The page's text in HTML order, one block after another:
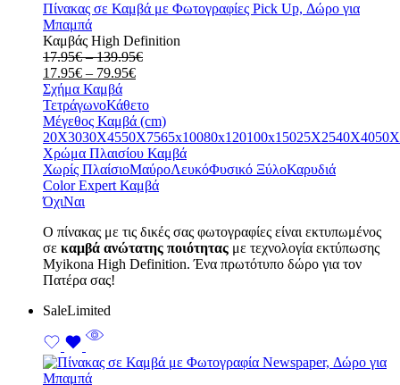
Πίνακας σε Καμβά με Φωτογραφίες Pick Up, Δώρο για
Μπαμπά
Καμβάς High Definition
17.95€ – 139.95€Price
through
139.95€
17.95€ – 79.95€Price
17.95€
through
79.95€
Σχήμα Καμβά
ΤετράγωνοΚάθετο
Μέγεθος Καμβά (cm)
20X3030X4550X7565x10080x120100x15025X2540X40
Χρώμα Πλαισίου Καμβά
Χωρίς ΠλαίσιοΜαύροΛευκόΦυσικό ΞύλοΚαρυδιά
Color Expert Καμβά
ΌχιΝαι
Ο πίνακας με τις δικές σας φωτογραφίες είναι εκτυπωμένος
σε καμβά ανώτατης ποιότητας με τεχνολογία εκτύπωσης
Myikona High Definition. Ένα πρωτότυπο δώρο για τον
Πατέρα σας!
SaleLimited